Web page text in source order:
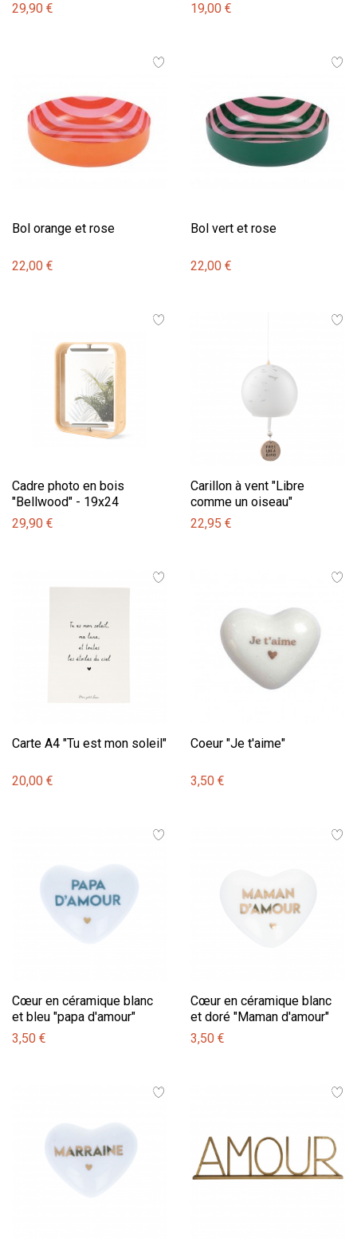
29,90 € 19,00 €
Bol orange et rose
22,00 €
Bol vert et rose
22,00 €
Cadre photo en bois
"Bellwood" - 19x24
29,90 €
Carillon à vent "Libre
comme un oiseau"
22,95 €
Carte A4 "Tu est mon soleil"
20,00 €
Coeur "Je t'aime"
3,50 €
Cœur en céramique blanc
et bleu "papa d'amour"
3,50 €
Cœur en céramique blanc
et doré "Maman d'amour"
3,50 €